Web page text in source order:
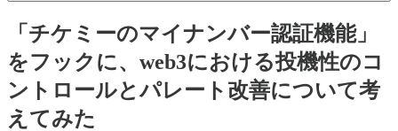
「チケミーのマイナンバー認証機能」
をフックに、web3における投機性のコ
ントロールとパレート改善について考
えてみた